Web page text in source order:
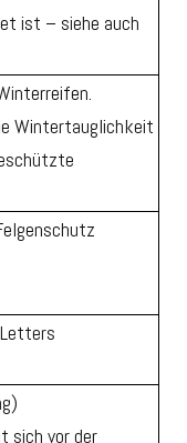
ist – siehe auch
Wintertauglichkeit
sich vor der